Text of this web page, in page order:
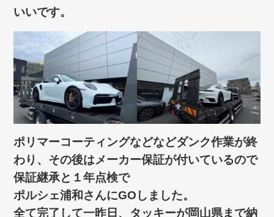
いいです。
ポリマーコーティングなどなどダンク作業が終
わり、その後はメーカー保証が付いているので
保証継承と１年点検で
ポルシェ浦和さんにGOしました。
全て完了して一昨日、タッキーが岡山県まで納